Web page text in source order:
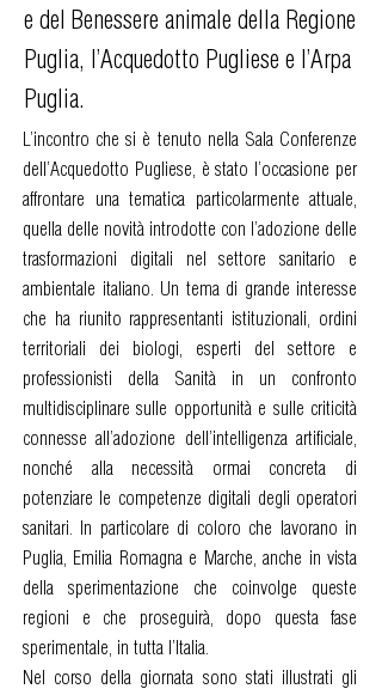
e del Benessere animale della Regione
Puglia, l’Acquedotto Pugliese e l’Arpa
Puglia.
L’incontro che si è tenuto nella Sala Conferenze
dell’Acquedotto Pugliese, è stato l’occasione per
affrontare una tematica particolarmente attuale,
quella delle novità introdotte con l’adozione delle
trasformazioni digitali nel settore sanitario e
ambientale italiano. Un tema di grande interesse
che ha riunito rappresentanti istituzionali, ordini
territoriali dei biologi, esperti del settore e
professionisti della Sanità in un confronto
multidisciplinare sulle opportunità e sulle criticità
connesse all’adozione dell’intelligenza artificiale,
nonché alla necessità ormai concreta di
potenziare le competenze digitali degli operatori
sanitari. In particolare di coloro che lavorano in
Puglia, Emilia Romagna e Marche, anche in vista
della sperimentazione che coinvolge queste
regioni e che proseguirà, dopo questa fase
sperimentale, in tutta l’Italia.
Nel corso della giornata sono stati illustrati gli